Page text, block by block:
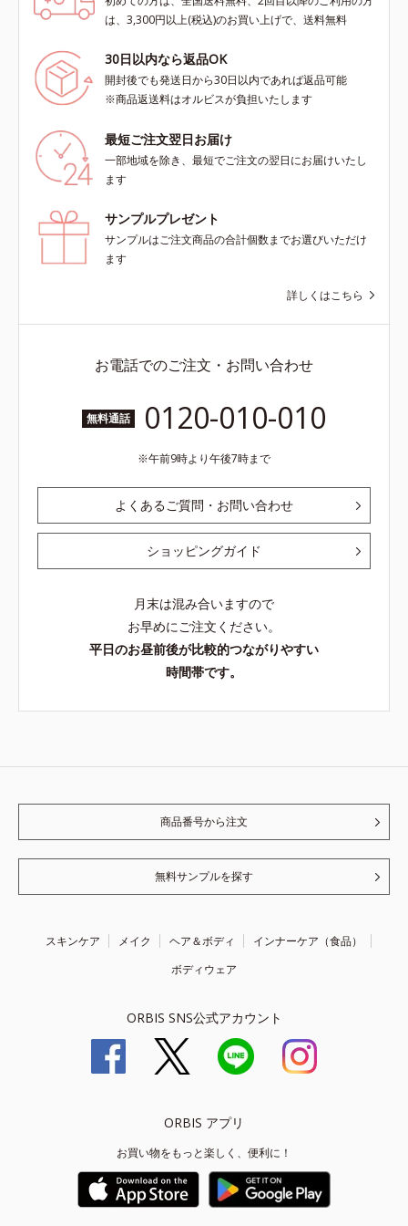
は、3,300円以上(税込)のお買い上げで、送料無料
30日以内なら返品OK
開封後でも発送日から30日以内であれば返品可能
※商品返送料はオルビスが負担いたします
最短ご注文翌日お届け
一部地域を除き、最短でご注文の翌日にお届けいたし
ます
サンプルプレゼント
サンプルはご注文商品の合計個数までお選びいただけ
ます
詳しくはこちら
お電話でのご注文・お問い合わせ
無料通話 0120-010-010
午前9時より午後7時まで
よくあるご質問・お問い合わせ
ショッピングガイド
月末は混み合いますので
お早めにご注文ください。
平日のお昼前後が比較的つながりやすい
時間帯です。
商品番号から注文
無料サンプルを探す
スキンケア メイク ヘア＆ボディ
インナーケア（食品）
ボディウェア
ORBIS SNS公式アカウント
ORBIS アプリ
お買い物をもっと楽しく、便利に！